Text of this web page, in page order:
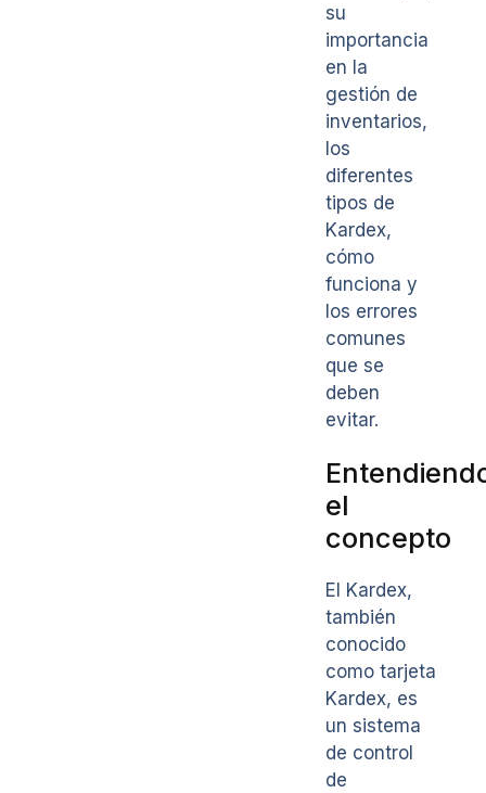
su
importancia
en la
gestión de
inventarios,
los
diferentes
tipos de
Kardex,
cómo
funciona y
los errores
comunes
que se
deben
evitar.
el
concepto
El Kardex,
también
conocido
como tarjeta
Kardex, es
un sistema
de control
de